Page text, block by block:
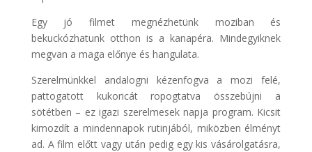
Egy jó filmet megnézhetünk moziban és
bekuckózhatunk otthon is a kanapéra. Mindegyiknek
megvan a maga előnye és hangulata.
Szerelmünkkel andalogni kézenfogva a mozi felé,
pattogatott kukoricát ropogtatva összebújni a
sötétben – ez igazi szerelmesek napja program. Kicsit
kimozdít a mindennapok rutinjából, miközben élményt
ad. A film előtt vagy után pedig egy kis vásárolgatásra,